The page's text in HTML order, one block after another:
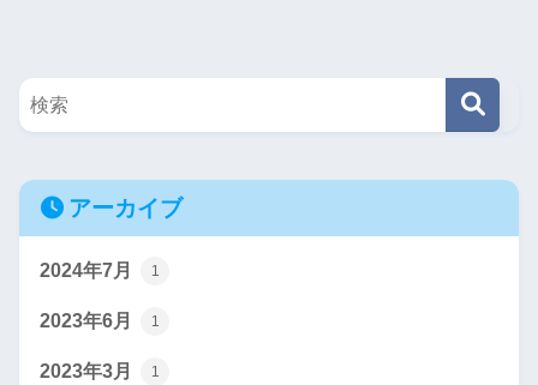
アーカイブ
2024年7月 1
2023年6月 1
2023年3月 1